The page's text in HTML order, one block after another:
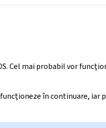
Cel mai probabil vor
în continuare, iar